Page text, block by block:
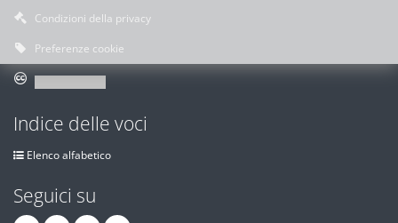
Condizioni della privacy
Preferenze cookie
Indice delle voci
Elenco alfabetico
Seguici su